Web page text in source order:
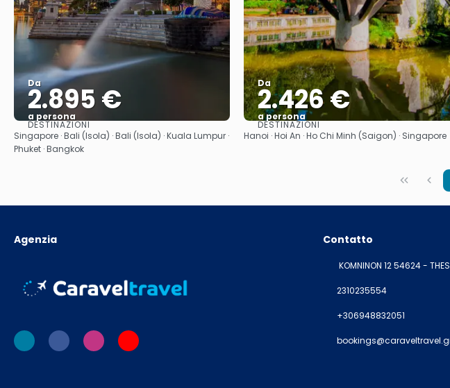
Da
2.895 €
a persona
Vedere
DESTINAZIONI
Singapore · Bali (Isola) · Bali (Isola) · Kuala Lumpur ·
Phuket · Bangkok
Da
2.426 €
a persona
Vedere
DESTINAZIONI
Hanoi · Hoi An · Ho Chi Minh (Saigon) · Singapore
Agenzia Contatto
KOMNINON 12 54624 -
2310235554
+306948832051